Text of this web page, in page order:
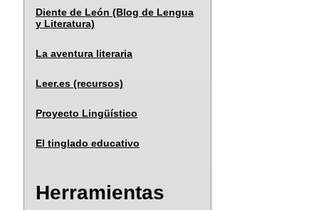
Diente de León (Blog de Lengua
y Literatura)
La aventura literaria
Leer.es (recursos)
Proyecto Lingüístico
El tinglado educativo
Herramientas